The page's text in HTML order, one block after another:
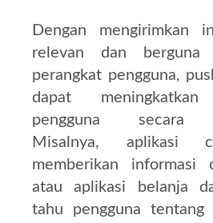
Dengan mengirimkan
relevan dan berguna
perangkat pengguna,
dapat meningkatkan
pengguna secara
Misalnya, aplikasi
memberikan informasi
atau aplikasi belanja
tahu pengguna tentang